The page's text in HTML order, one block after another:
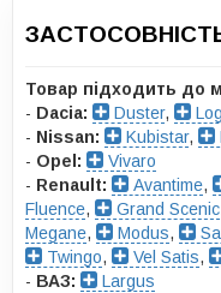
Товар підходить до
- Dacia: Duster,
- Nissan: Kubistar,
- Opel:
Vivaro
- Renault: Avantime,
Fluence, Grand Scenic
Megane, Modus,
Twingo, Vel Satis,
- ВАЗ:
Largus